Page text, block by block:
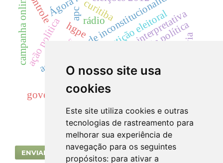
O nosso site usa
cookies
Este site utiliza cookies e outras
tecnologias de rastreamento para
melhorar sua experiência de
navegação para os seguintes
propósitos: para ativar a
ações diretas de inconstitucionalidade
competição eleitoral
rádio
curitibaanálise interpretativa
sociologia política
hgpe
psdb terceira via
polarização
reeleição
ação política
governo eletrônico
ceará
campanha online ethos
apc
ENVIAR SUBMISSÃO